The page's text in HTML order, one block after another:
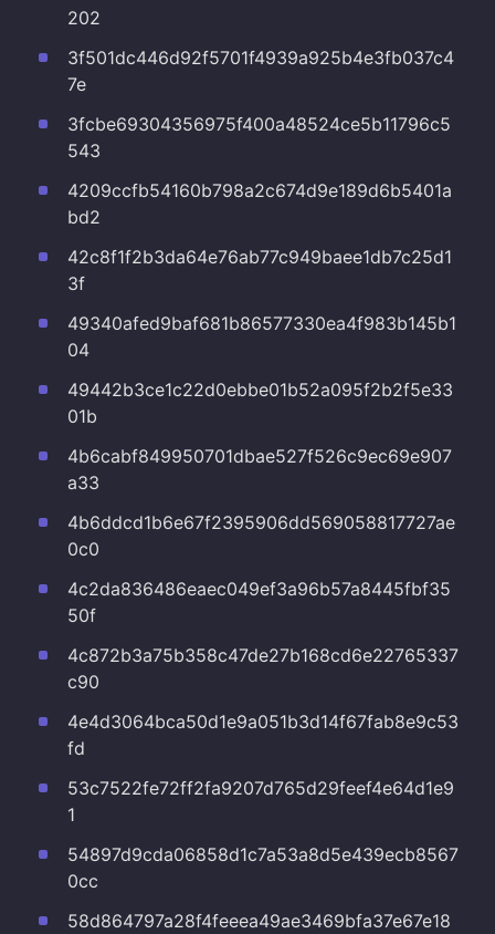
202
3f501dc446d92f5701f4939a925b4e3fb037c4
7e
3fcbe69304356975f400a48524ce5b11796c5
543
4209ccfb54160b798a2c674d9e189d6b5401a
bd2
42c8f1f2b3da64e76ab77c949baee1db7c25d1
3f
49340afed9baf681b86577330ea4f983b145b1
04
49442b3ce1c22d0ebbe01b52a095f2b2f5e33
01b
4b6cabf849950701dbae527f526c9ec69e907
a33
4b6ddcd1b6e67f2395906dd569058817727ae
0c0
4c2da836486eaec049ef3a96b57a8445fbf35
50f
4c872b3a75b358c47de27b168cd6e22765337
c90
4e4d3064bca50d1e9a051b3d14f67fab8e9c53
fd
53c7522fe72ff2fa9207d765d29feef4e64d1e9
1
54897d9cda06858d1c7a53a8d5e439ecb8567
0cc
58d864797a28f4feeea49ae3469bfa37e67e18